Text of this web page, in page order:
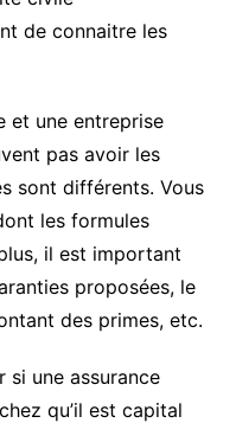
de connaitre les
et une entreprise
pas avoir les
sont différents. Vous
les formules
il est important
proposées, le
des primes, etc.
si une assurance
qu’il est capital